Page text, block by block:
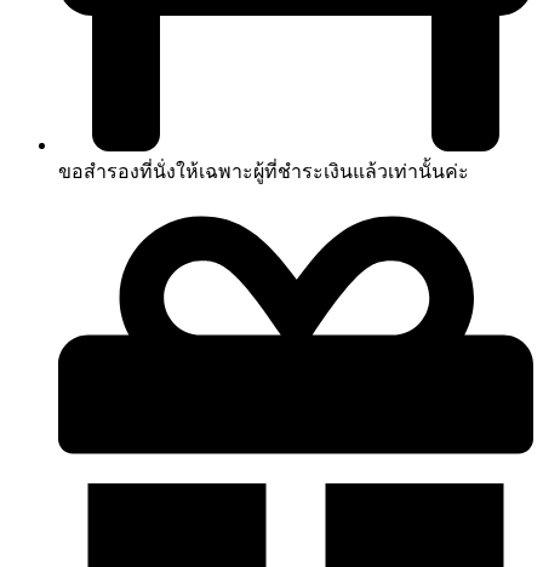
ขอสำรองที่นั่งให้เฉพาะผู้ที่ชำระเงินแล้วเท่านั้นค่ะ